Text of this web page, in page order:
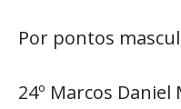
Por pontos
24º Marcos